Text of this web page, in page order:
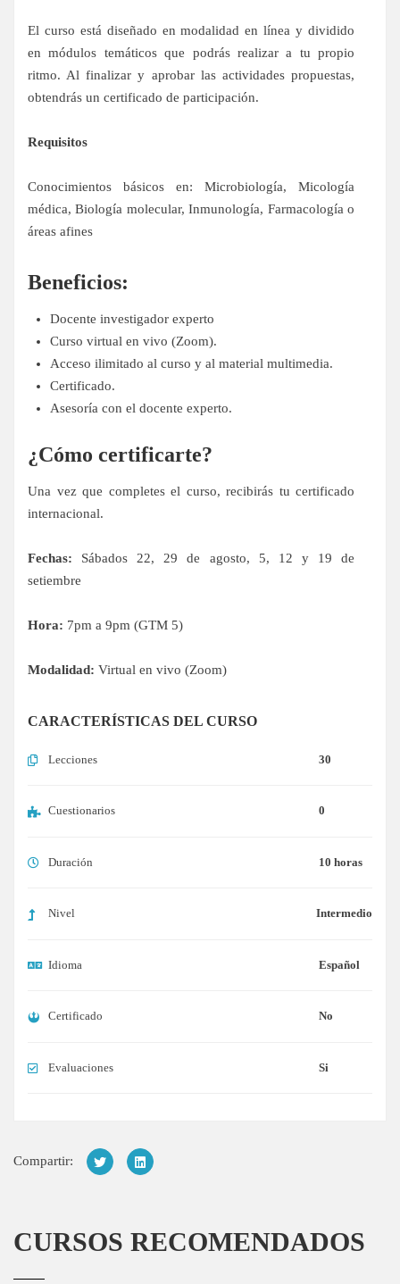
El curso está diseñado en modalidad en línea y dividido
en módulos temáticos que podrás realizar a tu propio
ritmo. Al finalizar y aprobar las actividades propuestas,
obtendrás un certificado de participación.
Requisitos
Conocimientos básicos en: Microbiología, Micología
médica, Biología molecular, Inmunología, Farmacología o
áreas afines
Beneficios:
Docente investigador experto
Curso virtual en vivo (Zoom).
Acceso ilimitado al curso y al material multimedia.
Certificado.
Asesoría con el docente experto.
¿Cómo certificarte?
Una vez que completes el curso, recibirás tu certificado
internacional.
Fechas: Sábados 22, 29 de agosto, 5, 12 y 19 de
setiembre
Hora: 7pm a 9pm (GTM 5)
Modalidad: Virtual en vivo (Zoom)
CARACTERÍSTICAS DEL CURSO
Lecciones 30
Cuestionarios 0
Duración 10 horas
Nivel Intermedio
Idioma Español
Certificado No
Evaluaciones Si
Compartir:
CURSOS RECOMENDADOS